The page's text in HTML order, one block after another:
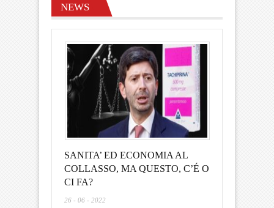
NEWS
SANITA’ ED ECONOMIA AL
COLLASSO, MA QUESTO, C’É O
CI FA?
26 - 06 - 2022